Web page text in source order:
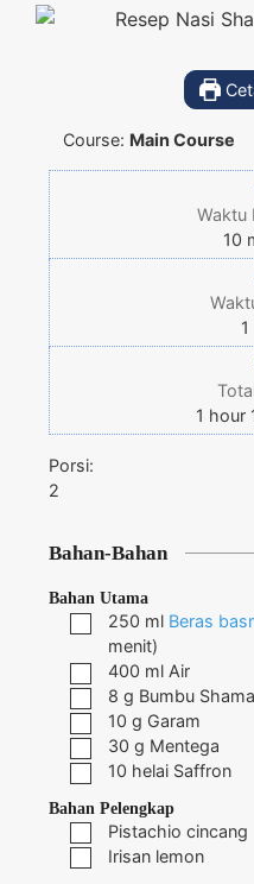
Course: Main Course
Waktu
10
1
1 hour
Porsi:
2
Bahan-Bahan
Bahan Utama
250 ml Beras
menit)
400 ml Air
8 g Bumbu
10 g Garam
30 g Mentega
10 helai Saffron
Bahan Pelengkap
Pistachio cincang
Irisan lemon